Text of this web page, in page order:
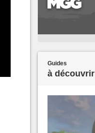
Guides
à découvrir